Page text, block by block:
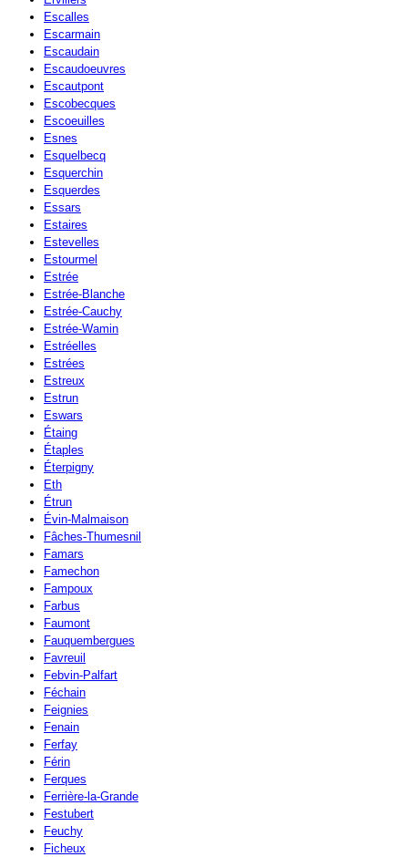
Escalles
Escarmain
Escaudain
Escaudoeuvres
Escautpont
Escobecques
Escoeuilles
Esnes
Esquelbecq
Esquerchin
Esquerdes
Essars
Estaires
Estevelles
Estourmel
Estrée
Estrée-Blanche
Estrée-Cauchy
Estrée-Wamin
Estréelles
Estrées
Estreux
Estrun
Eswars
Étaing
Étaples
Éterpigny
Eth
Étrun
Évin-Malmaison
Fâches-Thumesnil
Famars
Famechon
Fampoux
Farbus
Faumont
Fauquembergues
Favreuil
Febvin-Palfart
Féchain
Feignies
Fenain
Ferfay
Férin
Ferques
Ferrière-la-Grande
Festubert
Feuchy
Ficheux